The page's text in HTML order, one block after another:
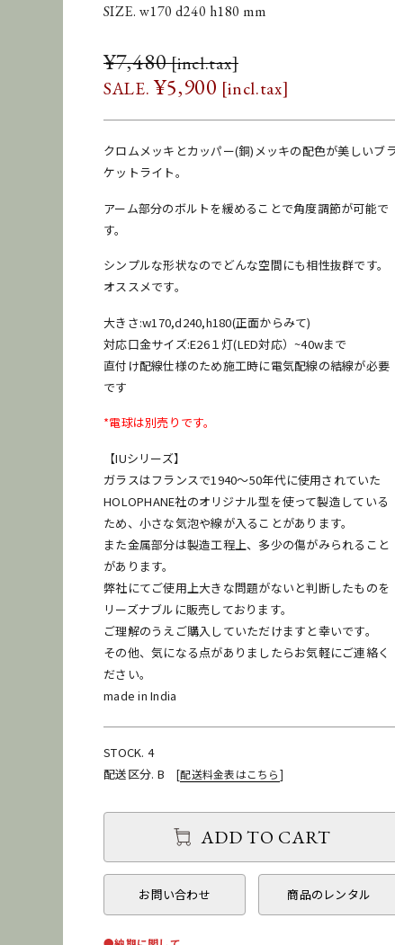
SIZE. w170 d240 h180 mm
¥7,480
¥5,900
クロムメッキとカッパー(銅)メッキの配色が美しいブ
ケットライト。
アーム部分のボルトを緩めることで角度調節が可能で
す。
シンプルな形状なのでどんな空間にも相性抜群です。
オススメです。
大きさ:w170,d240,h180(正面からみて)
対応口金サイズ:E26１灯(LED対応）~40wまで
直付け配線仕様のため施工時に電気配線の結線が必要
です
*電球は別売りです。
【IUシリーズ】
ガラスはフランスで1940～50年代に使用されていた
HOLOPHANE社のオリジナル型を使って製造している
ため、小さな気泡や線が入ることがあります。
また金属部分は製造工程上、多少の傷がみられること
があります。
弊社にてご使用上大きな問題がないと判断したものを
リーズナブルに販売しております。
ご理解のうえご購入していただけますと幸いです。
その他、気になる点がありましたらお気軽にご連絡く
ださい。
made in India
STOCK. 4
配送区分. B[配送料金表はこちら]
ADD TO CART
お問い合わせ 商品のレンタル